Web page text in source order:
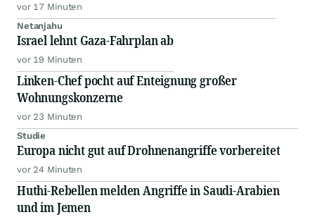
vor 17 Minuten
Netanjahu
Israel lehnt Gaza-Fahrplan ab
vor 19 Minuten
Linken-Chef pocht auf Enteignung großer
Wohnungskonzerne
vor 23 Minuten
Studie
Europa nicht gut auf Drohnenangriffe vorbereitet
vor 24 Minuten
Huthi-Rebellen melden Angriffe in Saudi-Arabien
und im Jemen